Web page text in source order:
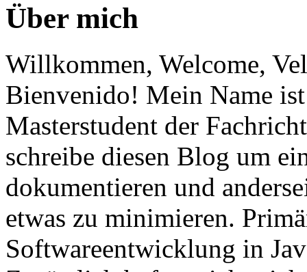
Über mich
Willkommen, Welcome,
Bienvenido! Mein Name
Masterstudent der
schreibe diesen Blog um
dokumentieren und
etwas zu minimieren.
Softwareentwicklung in